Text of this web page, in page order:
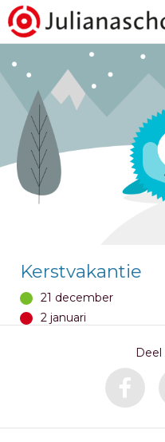
Nieuws Agenda
Kerstvakantie
21 december
2 januari